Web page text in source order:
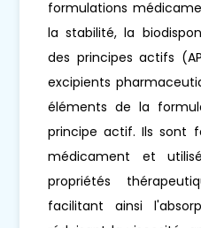
formulations
la stabilité, la
des principes actifs
excipients
éléments de la
principe actif. Ils sont
médicament et
propriétés
facilitant ainsi